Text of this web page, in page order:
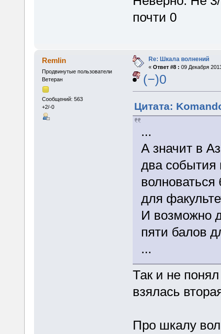
почти 0
Remlin
Продвинутые пользователи
Ветеран
Сообщений: 563
+2/-0
Re: Шкала волнений
« Ответ #8 : 09 Декабря
(−)0
Цитата:
...
А значит в
два события
для
И возможно
пяти балов
...
Так и не
взялась
Про шкалу